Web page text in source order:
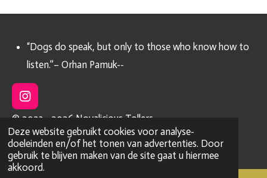
Deze website gebruikt cookies voor analyse-
doeleinden en/of het tonen van advertenties. Door
gebruik te blijven maken van de site gaat u hiermee
akkoord.
“Dogs do speak, but only to those who know how to
listen.”– Orhan Pamuk--
I
n
t
a
g
r
© 2023 - 2026 Novalicious Tollers
Powered byJouwWeb